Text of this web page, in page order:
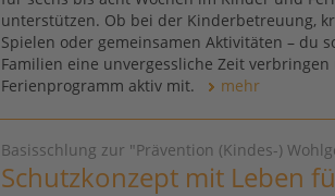
unterstützen. Ob bei der Kinderbetreuung,
Spielen oder gemeinsamen Aktivitäten – du
Familien eine unvergessliche Zeit
Ferienprogramm aktiv mit.
mehr
Basisschlung zur "Prävention (Kindes-)
Schutzkonzept mit Leben